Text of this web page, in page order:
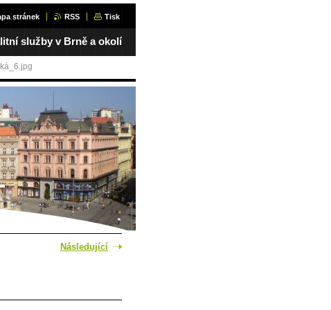
stránek RSS Tisk
služby v Brně a okolí
Následující